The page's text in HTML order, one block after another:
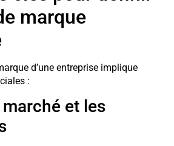
marque
d’une entreprise implique
:
et les